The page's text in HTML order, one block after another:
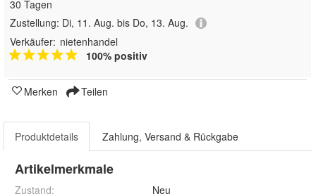
30 Tagen
Zustellung: Di, 11. Aug. bis Do, 13. Aug.
Verkäufer: nietenhandel
100% positiv
Merken Teilen
Produktdetails Zahlung, Versand & Rückgabe
Artikelmerkmale
Zustand:
Neu